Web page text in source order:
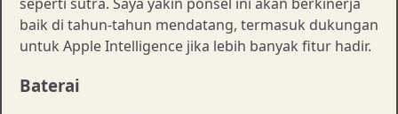
baik di tahun-tahun mendatang, termasuk dukungan
untuk Apple Intelligence jika lebih banyak fitur hadir.
Baterai